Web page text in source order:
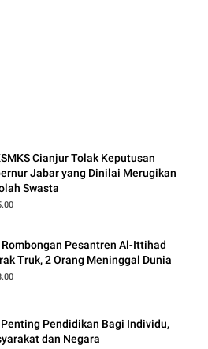
Cianjur Tolak Keputusan
Jabar yang Dinilai Merugikan
Swasta
Rombongan Pesantren Al-Ittihad
Truk, 2 Orang Meninggal Dunia
Pendidikan Bagi Individu,
dan Negara